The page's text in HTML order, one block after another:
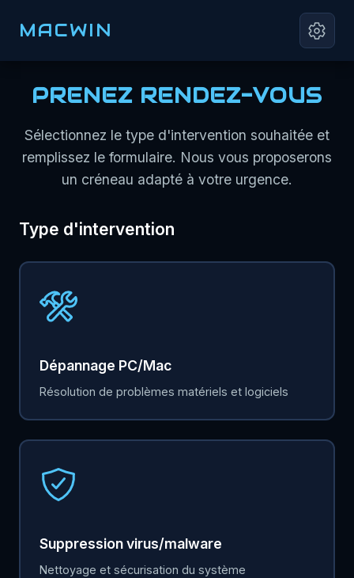
MACWIN
PRENEZ RENDEZ-VOUS
Sélectionnez le type d'intervention souhaitée et
remplissez le formulaire. Nous vous proposerons
un créneau adapté à votre urgence.
Type d'intervention
Dépannage PC/Mac
Résolution de problèmes matériels et logiciels
Suppression virus/malware
Nettoyage et sécurisation du système